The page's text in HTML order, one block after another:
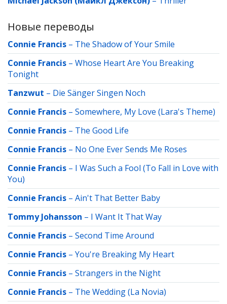
Новые переводы
Connie Francis – The Shadow of Your Smile
Connie Francis – Whose Heart Are You Breaking
Tonight
Tanzwut – Die Sänger Singen Noch
Connie Francis – Somewhere, My Love (Lara's Theme)
Connie Francis – The Good Life
Connie Francis – No One Ever Sends Me Roses
Connie Francis – I Was Such a Fool (To Fall in Love with
You)
Connie Francis – Ain't That Better Baby
Tommy Johansson – I Want It That Way
Connie Francis – Second Time Around
Connie Francis – You're Breaking My Heart
Connie Francis – Strangers in the Night
Connie Francis – The Wedding (La Novia)